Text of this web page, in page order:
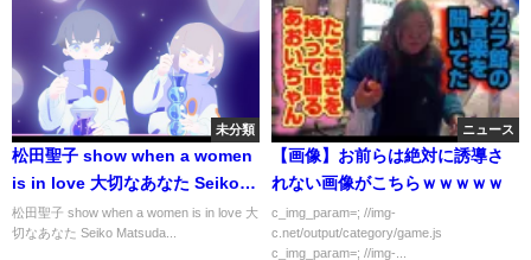
未分類
松田聖子 show when a women
is in love 大切なあなた Seiko
Matsuda
松田聖子 show when a women is in love 大
切なあなた Seiko Matsuda...
ニュース
【画像】お前らは絶対に誘導さ
れない画像がこちらｗｗｗｗｗ
c_img_param=; //img-
c.net/output/category/game.js
c_img_param=; //img-...